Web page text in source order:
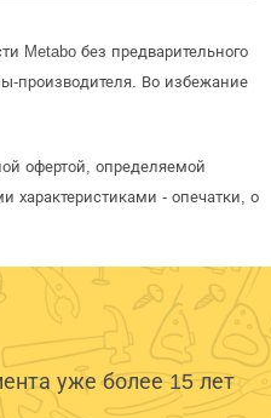
Metabo без предварительного
производителя. Во избежание
офертой, определяемой
характеристиками - опечатки, о
уже более 15 лет